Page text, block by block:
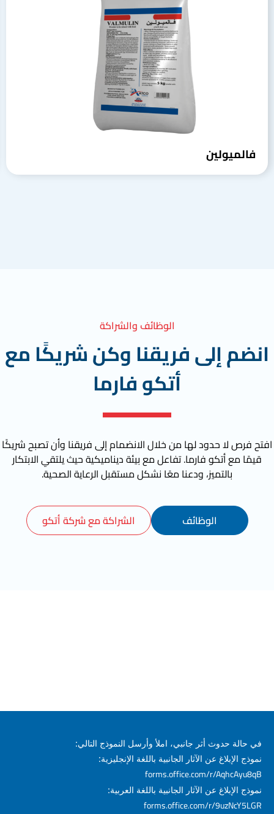
فالميولين
الوظائف والشراكة
انضم إلى فريقنا وكن شريكًا مع
أتكو فارما
افتح فرص لا حدود لها من خلال الانضمام إلى فريقنا وأن تصبح شريكًا
قيمًا مع أتكو فارما. تفاعل مع بيئة ديناميكية حيث يلتقي الابتكار
بالتميز، ودعنا معًا نشكل مستقبل الرعاية الصحية.
الوظائف الشراكة مع شركة أتكو
في حالة حدوث أثر جانبي، املأ وأرسل النموذج التالي:
نموذج الإبلاغ عن الآثار الجانبية باللغة الإنجليزية:
forms.office.com/r/AqhcAyu8qB
نموذج الإبلاغ عن الآثار الجانبية باللغة العربية:
forms.office.com/r/9uzNcY5LGR